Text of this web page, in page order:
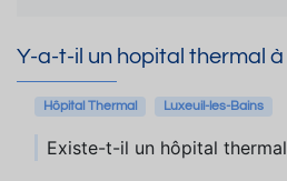
Y-a-t-il un hopital thermal
Hôpital Thermal Luxeuil-les-Bains
Existe-t-il un hôpital